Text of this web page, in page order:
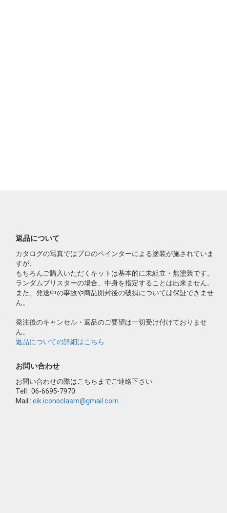
返品について
カタログの写真ではプロのペインターによる塗装が施されていま
すが、
もちろんご購入いただくキットは基本的に未組立・無塗装です。
ランダムブリスターの場合、中身を指定することは出来ません。
また、発送中の事故や商品開封後の破損については保証できませ
ん。
発注後のキャンセル・返品のご要望は一切受け付けておりませ
ん。
返品についての詳細はこちら
お問い合わせ
お問い合わせの際はこちらまでご連絡下さい
Tell : 06-6695-7970
Mail : eik.iconoclasm@gmail.com